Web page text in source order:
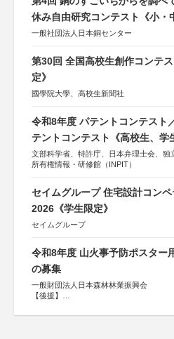
休み自由研究コンテスト《小・
一般社団法人日本銅センター
第30回 全国高校生創作コンテ
定》
國學院大學、高校生新聞社
令和8年度 パテントコンテスト
テントコンテスト《高校生、学
文部科学省、特許庁、日本弁理士会、独
所有権情報・研修館（INPIT）
セイムグループ 住宅設計コン
2026《学生限定》
セイムグループ
令和8年度 山火事予防ポスター
の募集
一般財団法人日本森林林業振興会
【後援】
会、森林火災対策協会